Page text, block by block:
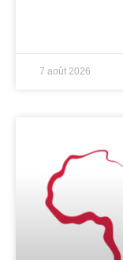
7 août 2026